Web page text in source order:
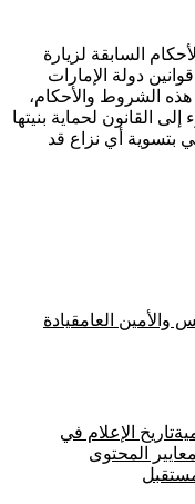
السابقة لزيارة
دولة الإمارات
هذه الشروط والأحكام،
القانون لحماية بنيتها
بتسوية أي نزاع قد
والأمين العامقيادة
تاريخ الإعلام في
المحتوى